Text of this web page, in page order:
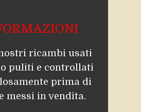
ricambi usati
puliti e controllati
prima di
messi in vendita.